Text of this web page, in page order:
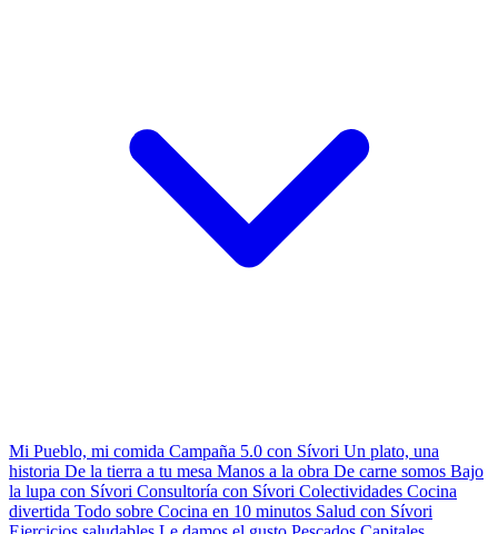
Mi Pueblo, mi comida Campaña 5.0 con Sívori Un plato, una
historia De la tierra a tu mesa Manos a la obra De carne somos Bajo
la lupa con Sívori Consultoría con Sívori Colectividades Cocina
divertida Todo sobre Cocina en 10 minutos Salud con Sívori